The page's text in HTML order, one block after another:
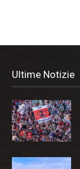
Ultime Notizie